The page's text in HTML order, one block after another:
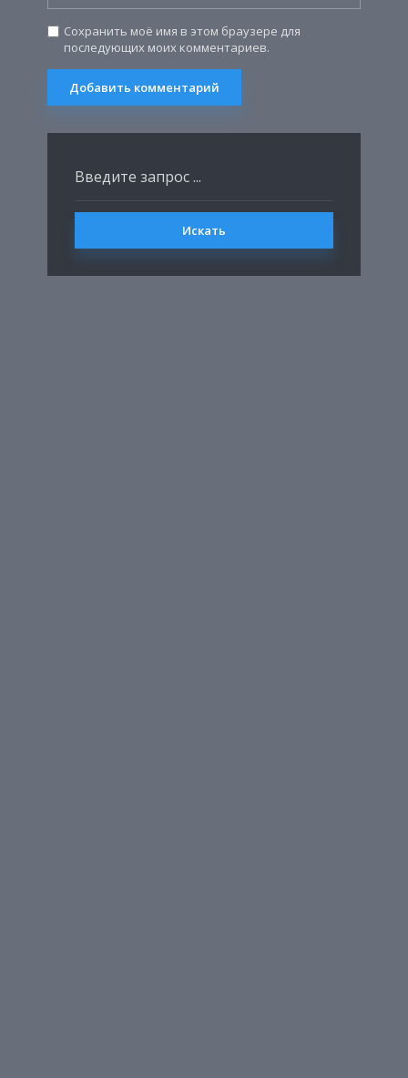
Сохранить моё имя в этом браузере для
последующих моих комментариев.
Искать